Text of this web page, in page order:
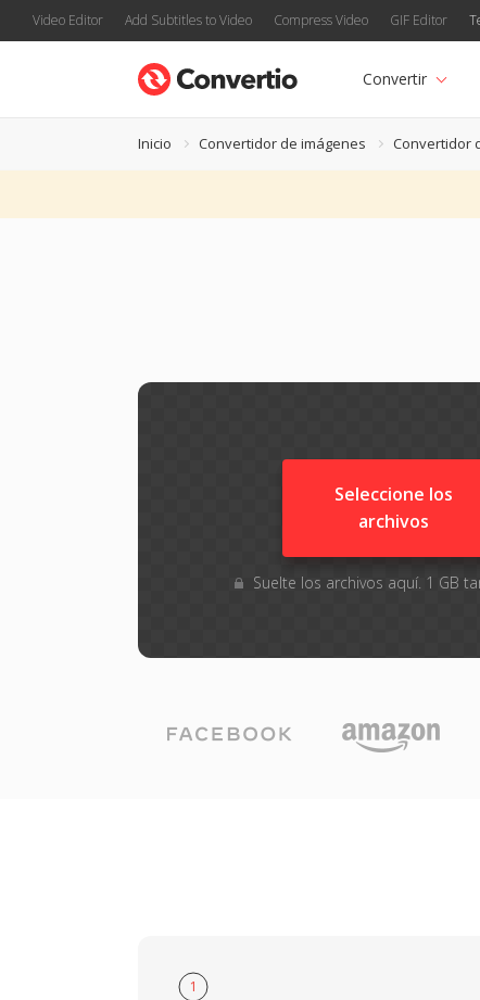
Video Editor Add Subtitles to Video Compress Video GIF Editor
Convertir
Inicio Convertidor de imágenes Convertidor
Seleccione los
archivos
Suelte los archivos aquí. 1 GB
1